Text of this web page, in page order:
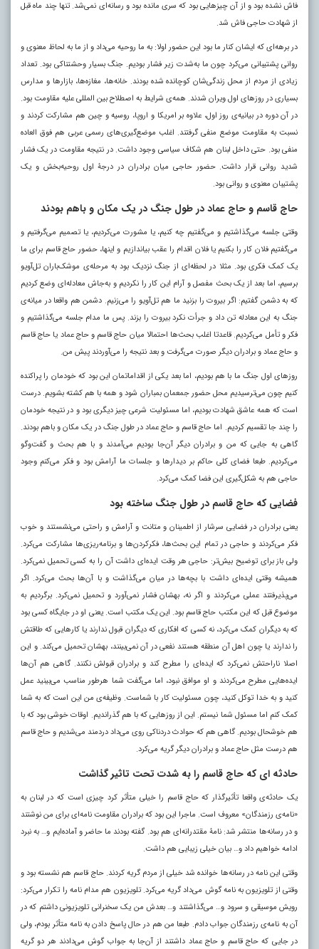
فاش نشده بود و از آن چیزهایی بود که سری مانده بود و رسانه‌ای نمی‌شد. تنها چند ماه قبل
از شهادت حاجی فاش شد.
در برهه‌ای که ایشان کنار ما بود این حضور اولا: به ما روحیه می‌داد و از ما به لحاظ معنوی و
روانی پشتیبانی می‌کرد چون ما به‌شدت زیر فشار بودیم. جنگ بسیار وحشتناکی بود. تعداد
زیادی از مردم از محل زندگی‌شان کوچانده شده بودند. خانه‌ها، مغازه‌ها، بازارها و مدارس
بسیاری در روزهای اول ویران شدند. همه‌ی شرایط به اصطلاح بین المللی علیه مقاومت بود.
در آن دوره در بیانیه‌ی روز اول، علاوه بر امریکا و اروپا، روسیه و چین هم مشارکت کردند و
نسبت به مقاومت موضع منفی گرفتند. اغلب موضع‌گیری‌های رسمی عربی هم فوق العاده
منفی بود. حتی داخل لبنان هم شکاف سیاسی وجود داشت. در نتیجه مقاومت در یک فشار
شدید روانی قرار داشت. حضور حاجی میان برادران در درجۀ اول روحیه‌بخش و یک
پشتیبان معنوی و روانی بود.
حاج قاسم و حاج عماد در طول جنگ در یک مکان و باهم بودند
وقتی جلسه می‌گذاشتیم و می‌گفتیم چه کنیم، یا مشورت می‌کردیم، یا تصمیم می‌گرفتیم و
می‌گفتیم فلان کار را بکنیم یا فلان اقدام را عقب بیاندازیم و اینها، حضور حاج قاسم برای ما
یک کمک فکری بود. مثلا در لحظه‌ای از جنگ نزدیک بود به مرحله‌ی موشک‌باران تل‌آویو
برسیم، اما بعد از یک بحث مفصل و آرام این کار را نکردیم و به‌جاش معادله‌ای وضع کردیم
که به دشمن گفتیم: اگر بیروت را بزنید ما هم تل‌آویو را می‌زنیم. دشمن هم واقعا در میانه‌ی
جنگ به این معادله تن داد و جرأت نکرد بیروت را بزند. پس ما مدام جلسه می‌گذاشتیم و
فکر و تأمل می‌کردیم. قاعدتا اغلب بحث‌ها احتمالا میان حاج قاسم و حاج عماد یا حاج قاسم
و حاج عماد و برادران دیگر صورت می‌گرفت و بعد نتیجه را می‌آوردند پیش من.
روزهای اول جنگ ما با هم بودیم، اما بعد یکی از اقداماتمان این بود که خودمان را پراکنده
کنیم چون می‌ترسیدیم محل حضور جمعمان بمباران شود و همه با هم کشته بشویم. درست
است که همه عاشق شهادت بودیم، اما مسئولیت شرعی چیز دیگری بود و در نتیجه خودمان
را چند جا تقسیم کردیم. اما حاج قاسم و حاج عماد در طول جنگ در یک مکان و باهم بودند.
گاهی به جایی که من و برادران دیگر آن‌جا بودیم می‌آمدند و با هم بحث و گفت‌وگو
می‌کردیم. طبعا فضای کلی حاکم بر دیدارها و جلسات ما آرامش بود و فکر می‌کنم وجود
حاجی هم به شکل‌گیری این فضا کمک می‌کرد.
فضایی که حاج قاسم در طول جنگ ساخته بود
یعنی برادران در فضایی سرشار از اطمینان و متانت و آرامش و راحتی می‌نشستند و خوب
فکر می‌کردند و حاجی در تمام این بحث‌ها، فکرکردن‌ها و برنامه‌ریزی‌ها مشارکت می‌کرد.
ولی باز برای توضیح بیش‌تر: حاجی هر وقت ایده‌ای داشت آن را به کسی تحمیل نمی‌کرد.
همیشه وقتی ایده‌ای داشت با بچه‌ها در میان می‌گذاشت و با آن‌ها بحث می‌کرد. اگر
می‌پذیرفتند عملی می‌کردند و اگر نه، بهشان فشار نمی‌آورد و تحمیل نمی‌کرد. برگردیم به
موضوع قبل که این مکتب حاج قاسم بود. این یک مکتب است. یعنی او در جایگاه کسی بود
که به دیگران کمک می‌کرد، نه کسی که افکاری که دیگران قبول ندارند یا کارهایی که طاقتش
را ندارند یا چون اهل آن منطقه هستند نفعی در آن نمی‌بینند، بهشان تحمیل می‌کند. و این
اصلا ناراحتش نمی‌کرد که ایده‌ای را مطرح کند و برادران قبولش نکنند. گاهی هم آن‌ها
ایده‌هایی مطرح می‌کردند و او موافق نبود، اما می‌گفت شما هرطور مناسب می‌بینید عمل
کنید و به خدا توکل کنید، چون مسئولیت کار با شماست. وظیفه‌ی من این است که به شما
کمک کنم اما مسئول شما نیستم. این از روزهایی که با هم گذراندیم. اوقات خوشی بود که با
هم خوشحال بودیم. گاهی هم که حوادث دردناکی روی می‌داد دردمند می‌شدیم و حاج قاسم
هم درست مثل حاج عماد و برادران دیگر گریه می‌کرد.
حادثه ای که حاج قاسم را به شدت تحت تاثیر گذاشت
یک حادثه‌ی واقعا تأثیرگذار که حاج قاسم را خیلی متأثر کرد چیزی است که در لبنان به
«نامه‌ی رزمندگان» معروف است. ماجرا این بود که برادران مقاومت نامه‌ای برای من نوشتند
و در رسانه‌ها منتشر شد: نامۀ مقتدرانه‌ای هم بود. گفته بودند ما حاضر و آماده‌ایم و… به نبرد
ادامه خواهیم داد و… بیان خیلی زیبایی هم داشت.
وقتی این نامه در رسانه‌ها خوانده شد خیلی از مردم گریه ‌کردند. حاج قاسم هم نشسته بود و
وقتی از تلویزیون به نامه گوش می‌داد گریه می‌کرد. تلویزیون هم مدام نامه را تکرار می‌کرد:
رویش موسیقی و سرود و… می‌گذاشتند و… بعدش من یک سخنرانی تلویزیونی داشتم که در
آن به نامه‌ی رزمندگان جواب دادم. طبعا من هم در حال پاسخ دادن به نامه متأثر بودم، ولی
در جایی که حاج قاسم و حاج عماد داشتند از آن‌جا به جواب گوش می‌دادند هر دو گریه